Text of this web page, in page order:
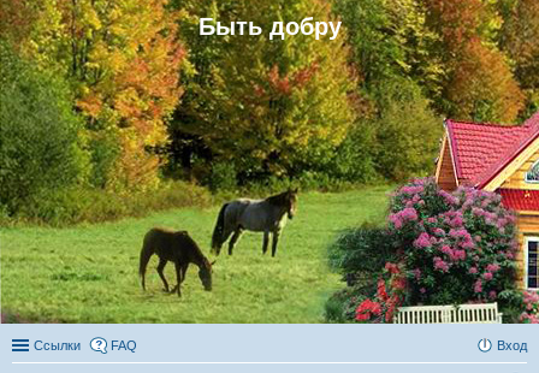
Быть добру
Ссылки FAQ Вход